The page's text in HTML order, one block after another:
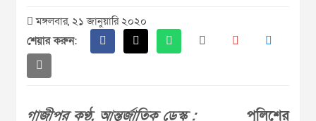
মঙ্গলবার, ২১ জানুয়ারি ২০২০
শেয়ার করুন:
গাজীপুর কণ্ঠ, আন্তর্জাতিক ডেস্ক :পুলিশের